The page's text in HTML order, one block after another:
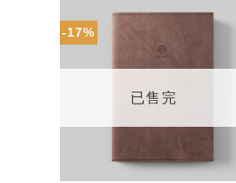
-17%
望輕
已售完